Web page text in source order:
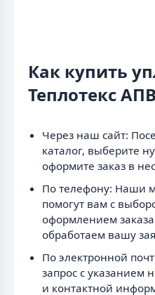
Как купить
Теплотекс
Через наш сайт:
каталог, выберите
оформите заказ в
По телефону: Наши
помогут вам с
оформлением
обработаем вашу
По электронной
запрос с указанием
и контактной